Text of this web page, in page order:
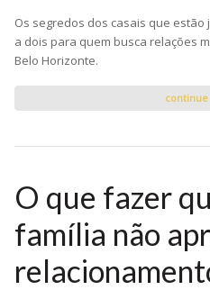
Os segredos dos casais que
a dois para quem busca relações
Belo Horizonte.
O que fazer
família não